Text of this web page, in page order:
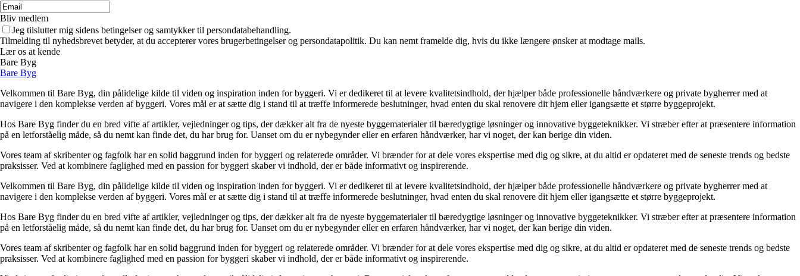
Bliv medlem
Jeg tilslutter mig sidens betingelser og samtykker til persondatabehandling.
Tilmelding til nyhedsbrevet betyder, at du accepterer vores brugerbetingelser og persondatapolitik. Du kan nemt framelde dig, hvis du ikke længere ønsker at modtage mails.
Lær os at kende
Bare Byg
Bare Byg
Velkommen til Bare Byg, din pålidelige kilde til viden og inspiration inden for byggeri. Vi er dedikeret til at levere kvalitetsindhold, der hjælper både professionelle håndværkere og private bygherrer med at
navigere i den komplekse verden af byggeri. Vores mål er at sætte dig i stand til at træffe informerede beslutninger, hvad enten du skal renovere dit hjem eller igangsætte et større byggeprojekt.
Hos Bare Byg finder du en bred vifte af artikler, vejledninger og tips, der dækker alt fra de nyeste byggematerialer til bæredygtige løsninger og innovative byggeteknikker. Vi stræber efter at præsentere information
på en letforståelig måde, så du nemt kan finde det, du har brug for. Uanset om du er nybegynder eller en erfaren håndværker, har vi noget, der kan berige din viden.
Vores team af skribenter og fagfolk har en solid baggrund inden for byggeri og relaterede områder. Vi brænder for at dele vores ekspertise med dig og sikre, at du altid er opdateret med de seneste trends og bedste
praksisser. Ved at kombinere faglighed med en passion for byggeri skaber vi indhold, der er både informativt og inspirerende.
Velkommen til Bare Byg, din pålidelige kilde til viden og inspiration inden for byggeri. Vi er dedikeret til at levere kvalitetsindhold, der hjælper både professionelle håndværkere og private bygherrer med at
navigere i den komplekse verden af byggeri. Vores mål er at sætte dig i stand til at træffe informerede beslutninger, hvad enten du skal renovere dit hjem eller igangsætte et større byggeprojekt.
Hos Bare Byg finder du en bred vifte af artikler, vejledninger og tips, der dækker alt fra de nyeste byggematerialer til bæredygtige løsninger og innovative byggeteknikker. Vi stræber efter at præsentere information
på en letforståelig måde, så du nemt kan finde det, du har brug for. Uanset om du er nybegynder eller en erfaren håndværker, har vi noget, der kan berige din viden.
Vores team af skribenter og fagfolk har en solid baggrund inden for byggeri og relaterede områder. Vi brænder for at dele vores ekspertise med dig og sikre, at du altid er opdateret med de seneste trends og bedste
praksisser. Ved at kombinere faglighed med en passion for byggeri skaber vi indhold, der er både informativt og inspirerende.